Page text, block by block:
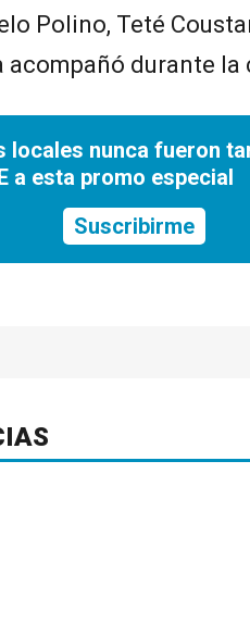
Polino, Teté
acompañó durante la
locales nunca fueron
a esta promo especial
Suscribirme